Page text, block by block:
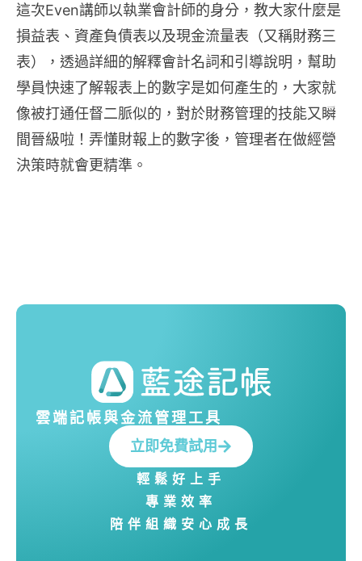
這次Even講師以執業會計師的身分，教大家什麼是
損益表、資產負債表以及現金流量表（又稱財務三
表），透過詳細的解釋會計名詞和引導說明，幫助
學員快速了解報表上的數字是如何產生的，大家就
像被打通任督二脈似的，對於財務管理的技能又瞬
間晉級啦！弄懂財報上的數字後，管理者在做經營
決策時就會更精準。
雲端記帳與金流管理工具
立即免費試用
輕鬆好上手
專業效率
陪伴組織安心成長